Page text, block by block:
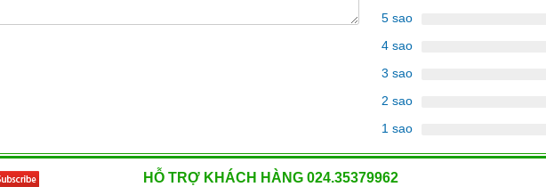
XEM NGAY
5 sao
4 sao
3 sao
2 sao
1 sao
HỖ TRỢ KHÁCH HÀNG 024.35379962